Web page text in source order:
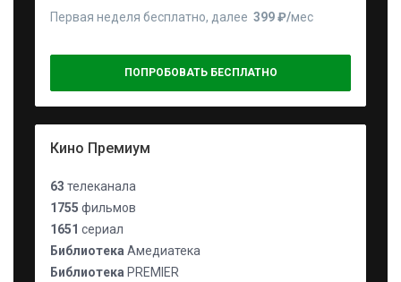
Первая неделя бесплатно, далее 399 ₽⁠/⁠мес
ПОПРОБОВАТЬ БЕСПЛАТНО
Кино Премиум
63 телеканала
1755 фильмов
1651 сериал
Библиотека Амедиатека
Библиотека PREMIER